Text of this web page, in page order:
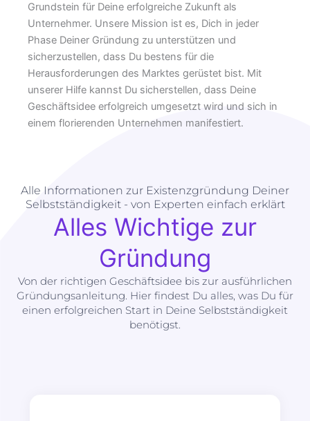
Grundstein für Deine erfolgreiche Zukunft als
Unternehmer. Unsere Mission ist es, Dich in jeder
Phase Deiner Gründung zu unterstützen und
sicherzustellen, dass Du bestens für die
Herausforderungen des Marktes gerüstet bist. Mit
unserer Hilfe kannst Du sicherstellen, dass Deine
Geschäftsidee erfolgreich umgesetzt wird und sich in
einem florierenden Unternehmen manifestiert.
Alle Informationen zur Existenzgründung Deiner
Selbstständigkeit - von Experten einfach erklärt
Alles Wichtige zur
Gründung
Von der richtigen Geschäftsidee bis zur ausführlichen
Gründungsanleitung. Hier findest Du alles, was Du für
einen erfolgreichen Start in Deine Selbstständigkeit
benötigst.